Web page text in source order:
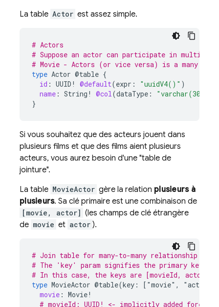
La table Actor est assez simple.
# Actors
# Suppose an actor can participate in multiple
# Movie - Actors (or vice versa) is a many to
type Actor @table {
id : UUID ! @default(expr : "uuidV4()" )
name : String ! @col(dataType : "varchar(30)"
}
Si vous souhaitez que des acteurs jouent dans
plusieurs films et que des films aient plusieurs
acteurs, vous aurez besoin d'une "table de
jointure".
La table MovieActor gère la relation plusieurs à
plusieurs. Sa clé primaire est une combinaison de
[movie, actor] (les champs de clé étrangère
de movie et actor ).
# Join table for many-to-many relationship for
# The 'key' param signifies the primary keys
# In this case, the keys are [movieId,
type MovieActor @table(key: ["movie" ,
movie : Movie!
# movieId: UUID! <- implicitly added